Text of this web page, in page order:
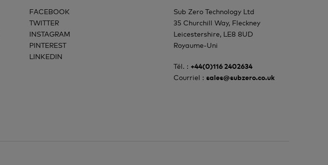
FACEBOOK
TWITTER
INSTAGRAM
PINTEREST
LINKEDIN
Sub Zero Technology Ltd
35 Churchill Way, Fleckney
Leicestershire, LE8 8UD
Royaume-Uni
Tél. : +44(0)116 2402634
Courriel :sales@subzero.co.uk